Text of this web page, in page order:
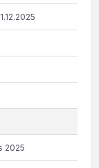
2025